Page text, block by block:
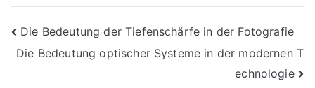
Beitragsnavigation
Die Bedeutung der Tiefenschärfe in der Fotografie
Die Bedeutung optischer Systeme in der modernen T
echnologie